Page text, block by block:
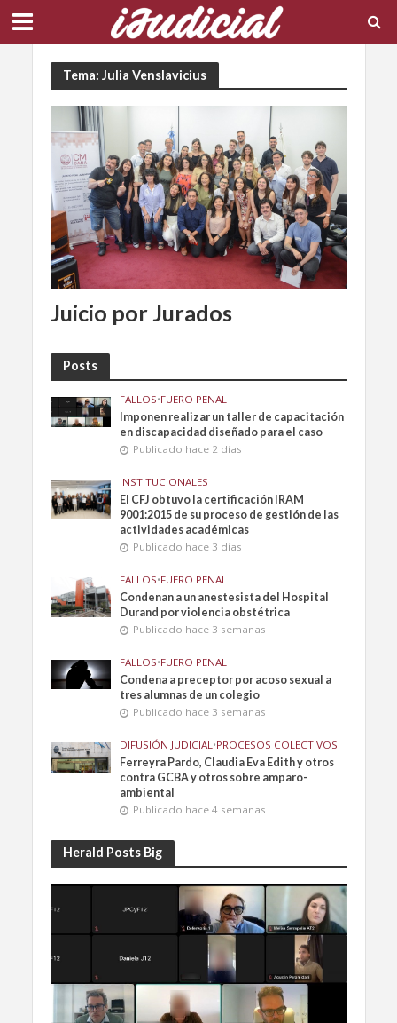
Tema: Julia Venslavicius
Juicio por Jurados
Posts
FALLOS•FUERO PENAL
Imponen realizar un taller de capacitación
en discapacidad diseñado para el caso
Publicado hace 2 días
INSTITUCIONALES
El CFJ obtuvo la certificación IRAM
9001:2015 de su proceso de gestión de las
actividades académicas
Publicado hace 3 días
FALLOS•FUERO PENAL
Condenan a un anestesista del Hospital
Durand por violencia obstétrica
Publicado hace 3 semanas
FALLOS•FUERO PENAL
Condena a preceptor por acoso sexual a
tres alumnas de un colegio
Publicado hace 3 semanas
DIFUSIÓN JUDICIAL •PROCESOS COLECTIVOS
Ferreyra Pardo, Claudia Eva Edith y otros
contra GCBA y otros sobre amparo-
ambiental
Publicado hace 4 semanas
Herald Posts Big